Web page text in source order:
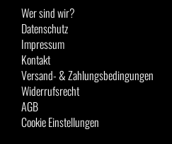
Wer sind wir?
Datenschutz
Impressum
Kontakt
Versand- & Zahlungsbedingungen
Widerrufsrecht
AGB
Cookie Einstellungen